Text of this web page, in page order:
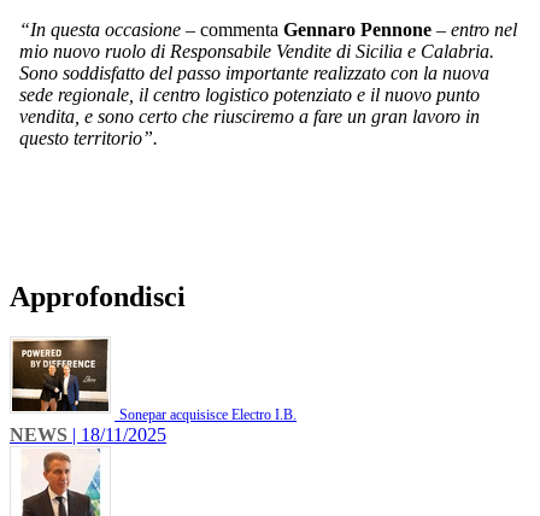
“In questa occasione – commenta Gennaro Pennone – entro nel
mio nuovo ruolo di Responsabile Vendite di Sicilia e Calabria.
Sono soddisfatto del passo importante realizzato con la nuova
sede regionale, il centro logistico potenziato e il nuovo punto
vendita, e sono certo che riusciremo a fare un gran lavoro in
questo territorio”.
Approfondisci
Sonepar acquisisce Electro I.B.
NEWS | 18/11/2025